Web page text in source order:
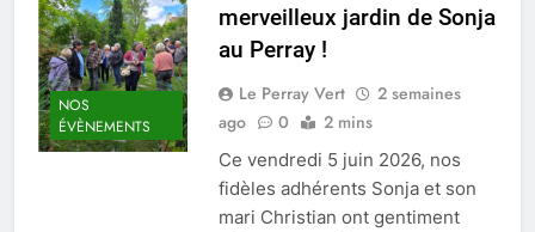
NOS
ÉVÈNEMENTS
merveilleux jardin de Sonja
au Perray !
Le Perray Vert
2 semaines
ago
0 2 mins
Ce vendredi 5 juin 2026, nos
fidèles adhérents Sonja et son
mari Christian ont gentiment